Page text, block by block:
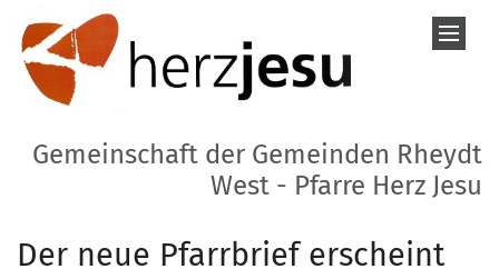
Zum Inhalt springen
Gemeinschaft der Gemeinden Rheydt
West - Pfarre Herz Jesu
Der neue Pfarrbrief erscheint